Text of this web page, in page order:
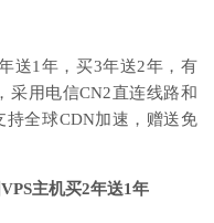
送1年，买3年送2年，有
采用电信CN2直连线路和
持全球CDN加速，赠送免
主机买2年送1年